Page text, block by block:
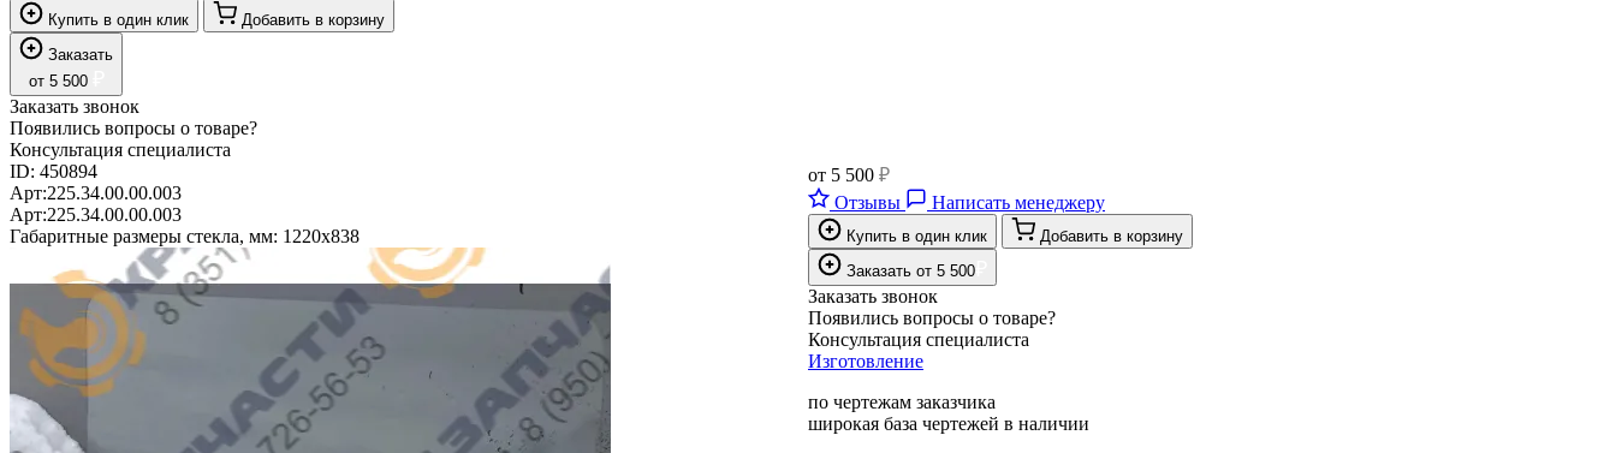
Купить в один клик
Добавить в корзину
Заказать
от 5 500
Заказать звонок
Появились вопросы о товаре?
Консультация специалиста
ID: 450894
Арт:225.34.00.00.003
Арт:225.34.00.00.003
Габаритные размеры стекла, мм: 1220x838
от 5 500 ₽
Отзывы
Написать менеджеру
Купить в один клик
Добавить в корзину
Заказать от 5 500
Заказать звонок
Появились вопросы о товаре?
Консультация специалиста
Изготовление
по чертежам заказчика
широкая база чертежей в наличии